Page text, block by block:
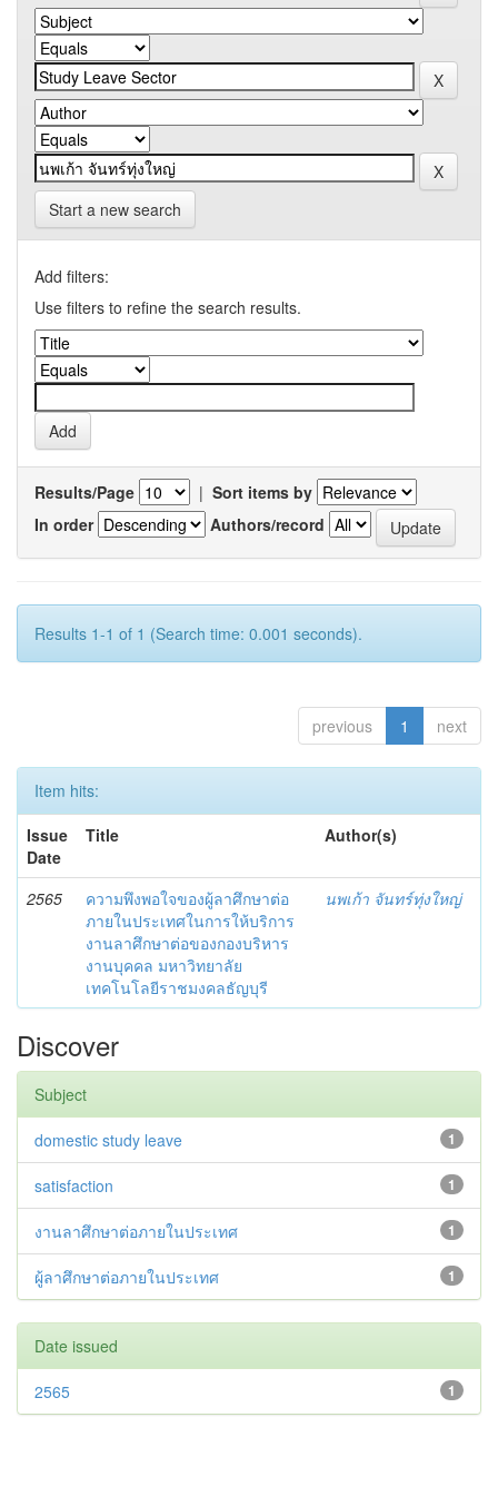
Start a new search
Add filters:
Use filters to refine the search results.
Results/Page | Sort items by
In order
Authors/record
Results 1-1 of 1 (Search time: 0.001 seconds).
previous 1 next
Item hits:
Issue
Date
Title Author(s)
2565
ความพึงพอใจของผู้ลาศึกษาต่อ
ภายในประเทศในการให้บริการ
งานลาศึกษาต่อของกองบริหาร
งานบุคคล มหาวิทยาลัย
เทคโนโลยีราชมงคลธัญบุรี
นพเก้า จันทร์ทุ่งใหญ่
Discover
Subject
1
domestic study leave
1
satisfaction
1
งานลาศึกษาต่อภายในประเทศ
1
ผู้ลาศึกษาต่อภายในประเทศ
Date issued
1
2565